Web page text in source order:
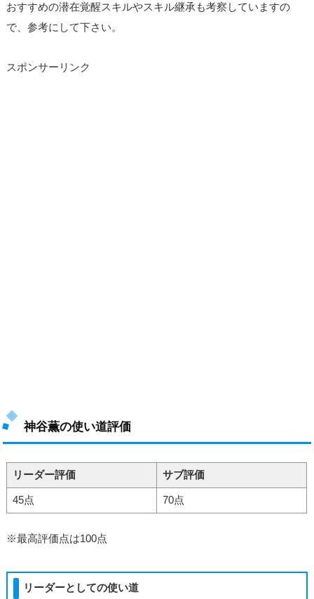
おすすめの潜在覚醒スキルやスキル継承も考察していますの
で、参考にして下さい。
スポンサーリンク
神谷薫の使い道評価
リーダー評価 サブ評価
45点 70点
※最高評価点は100点
リーダーとしての使い道